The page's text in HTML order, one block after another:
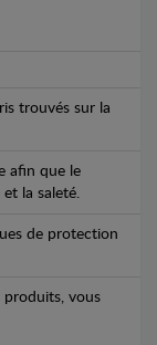
trouvés sur la
afin que le
la saleté.
de protection
produits, vous